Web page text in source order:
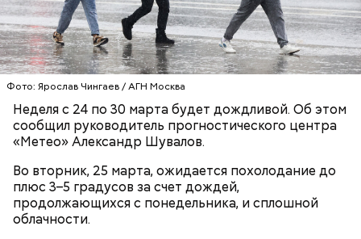
Фото: Ярослав Чингаев / АГН Москва
Неделя с 24 по 30 марта будет дождливой. Об этом
сообщил руководитель прогностического центра
«Метео» Александр Шувалов.
Во вторник, 25 марта, ожидается похолодание до
плюс 3–5 градусов за счет дождей,
продолжающихся с понедельника, и сплошной
облачности.
который будет полезен представителям бизнеса. В
нем можно найти информацию о том, какие
преимущества дает предпринимателям участие в
программе лояльности. Там же можно заполнить и
отправить заявку на присоединение к ней.
Парк Кузьминки;
Парк 850-летия Москвы;
Братеевскую пойму;
Борисовские пруды;
Царицыно;
Битцевский лес;
Теплый Стан;
Парк победы;
Долину реки Сетунь;
Парк Покровское-Стрешнево;
Тимирязевский парк.